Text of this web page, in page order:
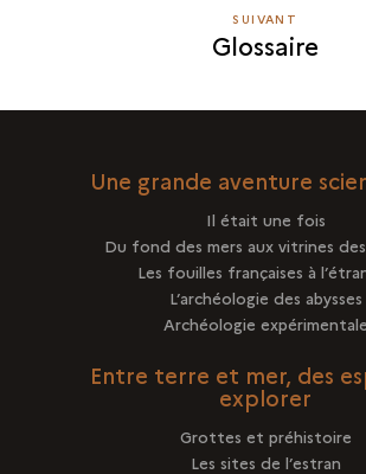
SUIVANT
GLOSSAIRE
SUIVANT
Glossaire
Une grande aventure
Il était une fois
Du fond des mers aux vitrines des
Les fouilles françaises à
L’archéologie des abysses
Archéologie expérimentale
Entre terre et mer, des
explorer
Grottes et préhistoire
Les sites de l’estran